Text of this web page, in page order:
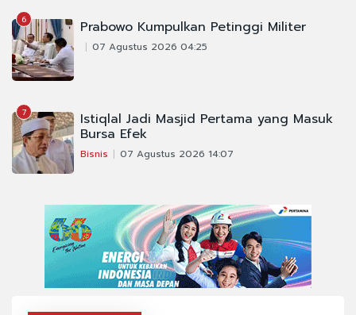
6 Prabowo Kumpulkan Petinggi Militer
07 Agustus 2026 04:25
7 Istiqlal Jadi Masjid Pertama yang Masuk
Bursa Efek
Bisnis 07 Agustus 2026 14:07